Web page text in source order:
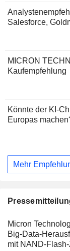
Salesforce,
MICRON
Kaufempfehlung
Könnte der KI-
Europas
Mehr
Micron
Big-Data-
mit NAND-